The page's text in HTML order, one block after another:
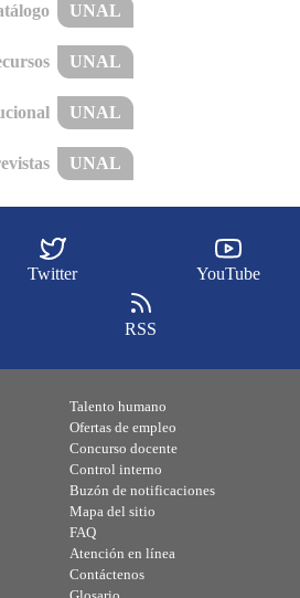
UNAL
UNAL
UNAL
UNAL
Twitter YouTube
RSS
Talento humano
Ofertas de empleo
Concurso docente
Control interno
Buzón de notificaciones
Mapa del sitio
FAQ
Atención en línea
Contáctenos